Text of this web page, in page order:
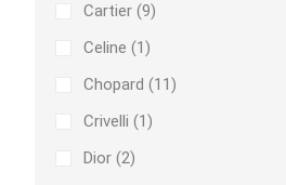
Cartier (9)
Celine (1)
Chopard (11)
Crivelli (1)
Dior (2)